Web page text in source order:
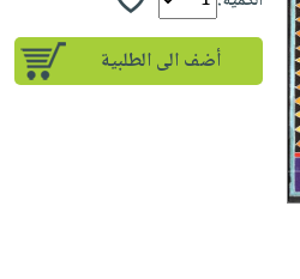
أضف الى الطلبية